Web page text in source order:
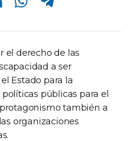
el derecho de las
a ser
Estado para la
públicas para el
también a
organizaciones